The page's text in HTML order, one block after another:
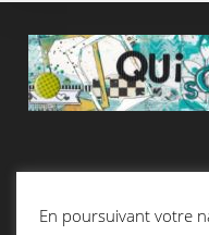
En poursuivant votre